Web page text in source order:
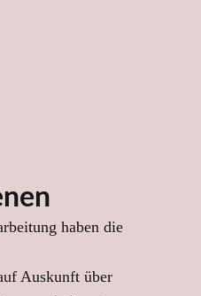
haben die
Auskunft über